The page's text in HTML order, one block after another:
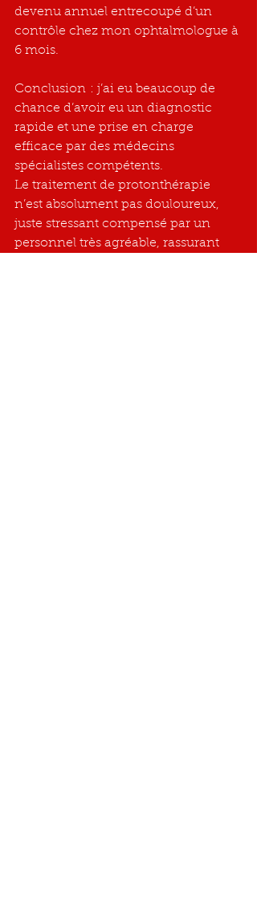
devenu annuel entrecoupé d’un
contrôle chez mon ophtalmologue à
6 mois.
Conclusion : j’ai eu beaucoup de
chance d’avoir eu un diagnostic
rapide et une prise en charge
efficace par des médecins
spécialistes compétents.
Le traitement de protonthérapie
n’est absolument pas douloureux,
juste stressant compensé par un
personnel très agréable, rassurant